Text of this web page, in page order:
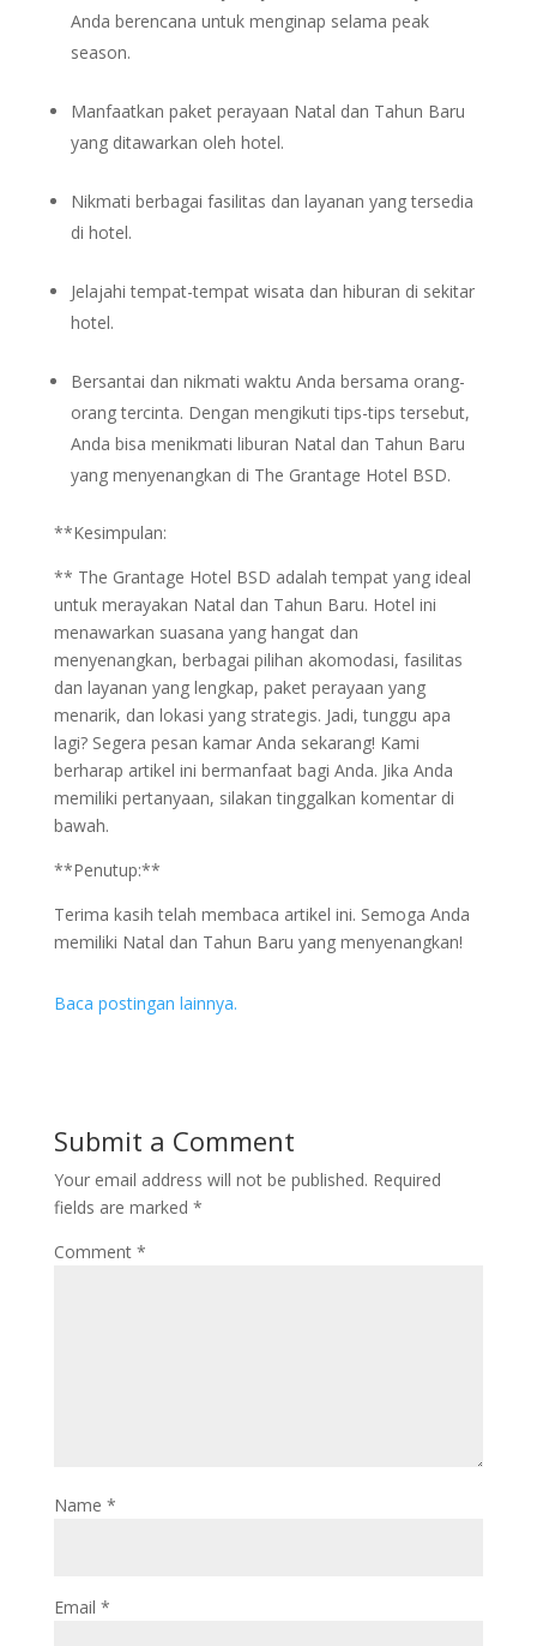
Anda berencana untuk menginap selama peak
season.
Manfaatkan paket perayaan Natal dan Tahun Baru
yang ditawarkan oleh hotel.
Nikmati berbagai fasilitas dan layanan yang tersedia
di hotel.
Jelajahi tempat-tempat wisata dan hiburan di sekitar
hotel.
Bersantai dan nikmati waktu Anda bersama orang-
orang tercinta. Dengan mengikuti tips-tips tersebut,
Anda bisa menikmati liburan Natal dan Tahun Baru
yang menyenangkan di The Grantage Hotel BSD.
**Kesimpulan:
** The Grantage Hotel BSD adalah tempat yang ideal
untuk merayakan Natal dan Tahun Baru. Hotel ini
menawarkan suasana yang hangat dan
menyenangkan, berbagai pilihan akomodasi, fasilitas
dan layanan yang lengkap, paket perayaan yang
menarik, dan lokasi yang strategis. Jadi, tunggu apa
lagi? Segera pesan kamar Anda sekarang! Kami
berharap artikel ini bermanfaat bagi Anda. Jika Anda
memiliki pertanyaan, silakan tinggalkan komentar di
bawah.
**Penutup:**
Terima kasih telah membaca artikel ini. Semoga Anda
memiliki Natal dan Tahun Baru yang menyenangkan!
Baca postingan lainnya.
Submit a Comment
Your email address will not be published. Required
fields are marked *
Comment *
Name *
Email *